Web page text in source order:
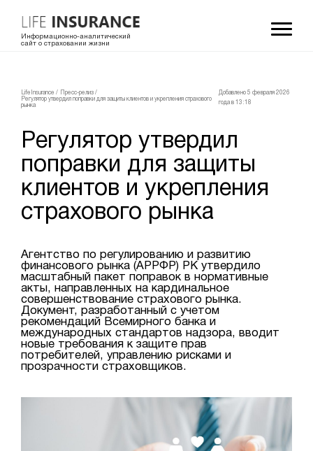
Информационно-аналитический
сайт о страховании жизни
LifeInsurance / Пресс-релиз /
Регулятор утвердил поправки для защиты клиентов и укрепления страхового
рынка
Добавлено 5 февраля 2026
года в 13:18
Регулятор утвердил
поправки для защиты
клиентов и укрепления
страхового рынка
Агентство по регулированию и развитию
финансового рынка (АРРФР) РК утвердило
масштабный пакет поправок в нормативные
акты, направленных на кардинальное
совершенствование страхового рынка.
Документ, разработанный с учетом
рекомендаций Всемирного банка и
международных стандартов надзора, вводит
новые требования к защите прав
потребителей, управлению рисками и
прозрачности страховщиков.